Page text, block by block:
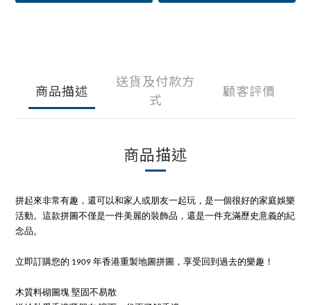
商品描述
送貨及付款方
式
顧客評價
商品描述
拼起來非常有趣，還可以和家人或朋友一起玩，是一個很好的家庭娛樂
活動。這款拼圖不僅是一件美麗的裝飾品，還是一件充滿歷史意義的紀
念品。
立即訂購您的 1909 年香港重製地圖拼圖，享受回到過去的樂趣！
木質料砌圖塊 堅固不易散